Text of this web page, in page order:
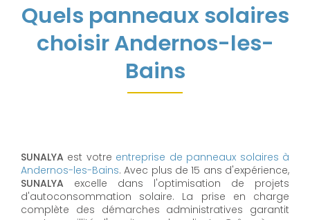
Quels panneaux solaires
choisir Andernos-les-
Bains
SUNALYA est votre entreprise de panneaux solaires à
Andernos-les-Bains. Avec plus de 15 ans d'expérience,
SUNALYA excelle dans l'optimisation de projets
d'autoconsommation solaire. La prise en charge
complète des démarches administratives garantit